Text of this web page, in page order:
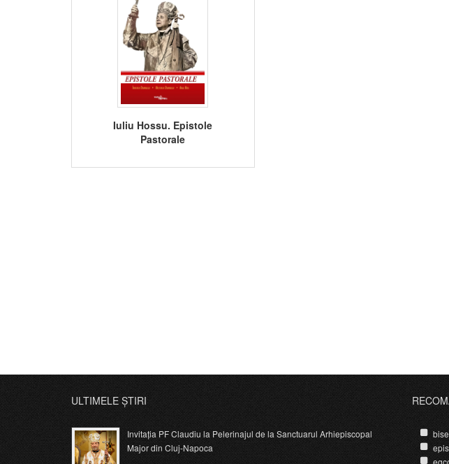
Iuliu Hossu. Epistole
Pastorale
ULTIMELE ȘTIRI
Invitația PF Claudiu la Pelerinajul de la Sanctuarul Arhiepiscopal
Major din Cluj-Napoca